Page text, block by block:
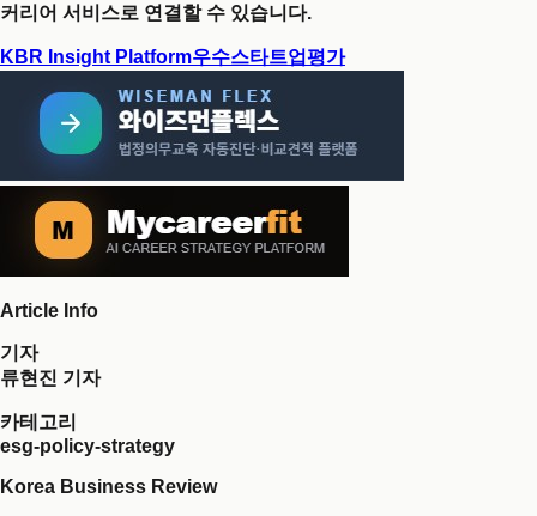
커리어 서비스로 연결할 수 있습니다.
KBR Insight Platform우수스타트업평가
Article Info
기자
류현진 기자
카테고리
esg-policy-strategy
Korea Business Review